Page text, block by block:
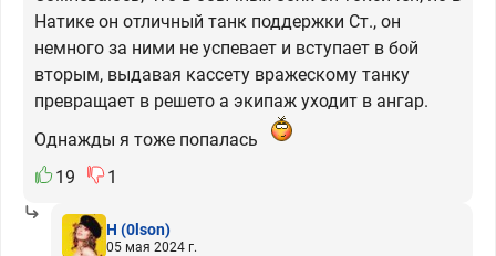
Натике он отличный танк поддержки Ст., он
немного за ними не успевает и вступает в бой
вторым, выдавая кассету вражескому танку
превращает в решето а экипаж уходит в ангар.
Однажды я тоже попалась
19
1
H (0lson)
05 мая 2024 г.